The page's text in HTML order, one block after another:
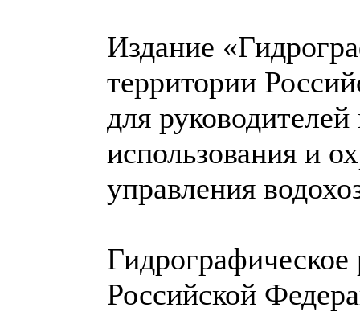
Издание
территории
для
использования и
управления
Российской